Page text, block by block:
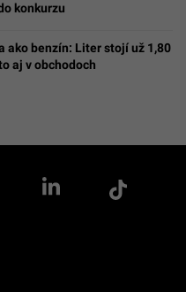
konkurzu
ako benzín: Liter stojí už 1,80
aj v obchodoch